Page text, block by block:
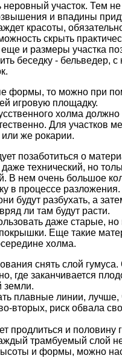
неровный участок. Тем
и впадины
красоты,
скрыть
и размеры участка
беседку - бельведер, с
формы, то можно при
игровую площадку.
холма должно
Для участков
или же рокарии.
позаботиться о
технический, но
В нем очень большое
в процессе
будут разбухать, а
ли там будут расти.
даже старые, но
Еще такие
холма.
снять слой
где заканчивается
земли.
плавные линии, лучше,
вторых, риск обвала
продлиться и половину
трамбуемый слой
и формы, можно